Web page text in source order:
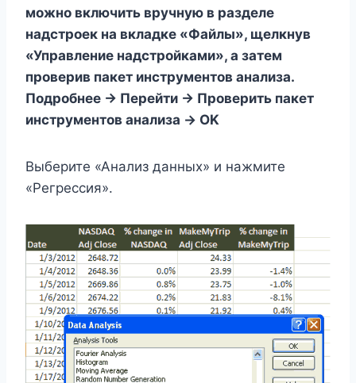
можно включить вручную в разделе
надстроек на вкладке «Файлы», щелкнув
«Управление надстройками», а затем
проверив пакет инструментов анализа.
Подробнее -> Перейти -> Проверить пакет
инструментов анализа -> OK
Выберите «Анализ данных» и нажмите
«Регрессия».